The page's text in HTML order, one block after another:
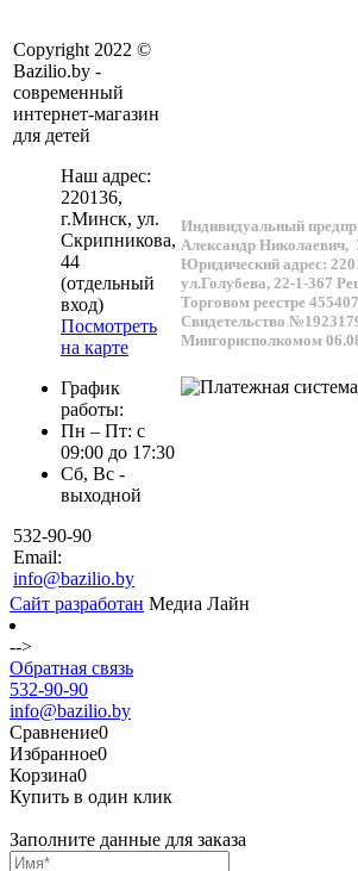
Copyright 2022 ©
Bazilio.by -
современный
интернет-магазин
для детей
Наш адрес:
220136,
г.Минск, ул.
Скрипникова,
44
(отдельный
вход)
Посмотреть
на карте
График
работы:
Пн – Пт: с
09:00 до 17:30
Сб, Вс -
выходной
532-90-90
Email:
info@bazilio.by
Индивидуальный
Александр Николаевич,
Юридический адрес:
ул.Голубева, 22-1-367
Торговом реестре
Свидетельство
Мингорисполкомом
Сайт разработан Медиа Лайн
-->
Обратная связь
532-90-90
info@bazilio.by
Сравнение0
Избранное0
Корзина0
Купить в один клик
Заполните данные для заказа